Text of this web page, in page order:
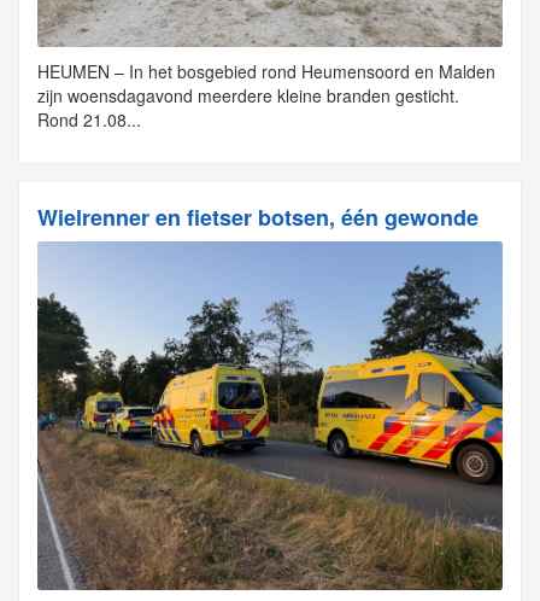
HEUMEN – In het bosgebied rond Heumensoord en Malden
zijn woensdagavond meerdere kleine branden gesticht.
Rond 21.08...
Wielrenner en fietser botsen, één gewonde